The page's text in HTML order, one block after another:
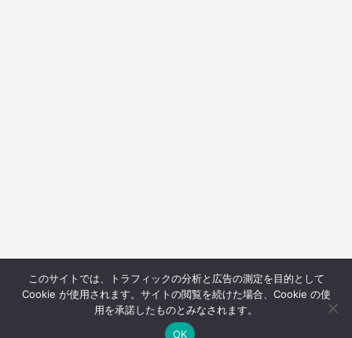
このサイトでは、トラフィックの分析と広告の測定を目的として
Cookie が使用されます。サイトの閲覧を続けた場合、Cookie の使
用を承諾したものとみなされます。
OK